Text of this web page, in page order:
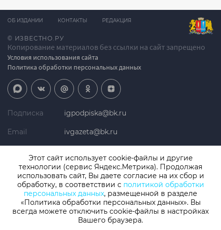
© ИЗВЕСТНО.РУ
Копирование материалов без ссылки на сайт запрещено
Условия использования сайта
Политика обработки персональных данных
ОБ ИЗДАНИИ КОНТАКТЫ РЕДАКЦИЯ
Подписка igpodpiska@bk.ru
Email ivgazeta@bk.ru
Телефон +7 (4932) 41-94-81
СМИ: Izvestno.ru. Реестровая запись 08.11.2019 серия ЭЛ № ФС 77 -
77192, зарегистрировано Роскомнадзором
Учредитель: БУ «Ивановские газеты». Главный редактор:
Этот сайт использует cookie-файлы и другие
технологии (сервис Яндекс.Метрика). Продолжая
использовать сайт, Вы даете согласие на их сбор и
обработку, в соответствии с политикой обработки
персональных данных, размещенной в разделе
«Политика обработки персональных данных». Вы
всегда можете отключить cookie-файлы в настройках
Вашего браузера.